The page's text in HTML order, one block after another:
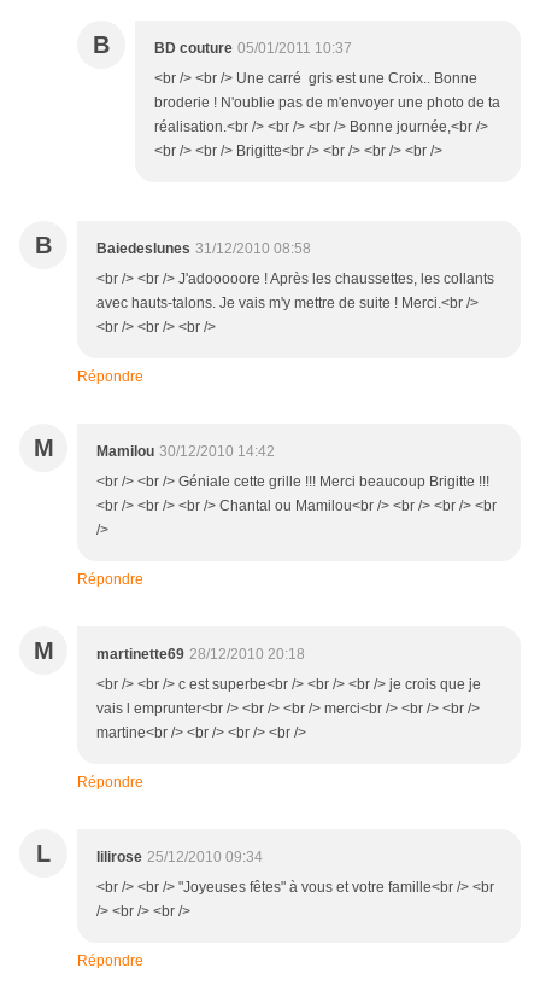
B BD couture 05/01/2011 10:37
<br /> <br /> Une carré gris est une Croix.. Bonne
broderie ! N'oublie pas de m'envoyer une photo de ta
réalisation.<br /> <br /> <br /> Bonne journée,<br />
<br /> <br /> Brigitte<br /> <br /> <br /> <br />
B Baiedeslunes 31/12/2010 08:58
<br /> <br /> J'adooooore ! Après les chaussettes, les collants
avec hauts-talons. Je vais m'y mettre de suite ! Merci.<br />
<br /> <br /> <br />
Répondre
M Mamilou 30/12/2010 14:42
<br /> <br /> Géniale cette grille !!! Merci beaucoup Brigitte !!!
<br /> <br /> <br /> Chantal ou Mamilou<br /> <br /> <br /> <br
/>
Répondre
M martinette69 28/12/2010 20:18
<br /> <br /> c est superbe<br /> <br /> <br /> je crois que je
vais l emprunter<br /> <br /> <br /> merci<br /> <br /> <br />
martine<br /> <br /> <br /> <br />
Répondre
L lilirose 25/12/2010 09:34
<br /> <br /> "Joyeuses fêtes" à vous et votre famille<br /> <br
/> <br /> <br />
Répondre